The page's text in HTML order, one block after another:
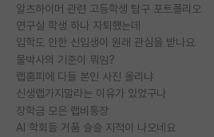
알츠하이머 관련 고등학생 탐구 포트폴리오
연구실 학생 하나 자퇴했는데
입학도 안한 신입생이 원래 관심을 받나요
물박사의 기준이 뭐임?
랩홈피에 다들 본인 사진 올리냐
신생랩가지말라는 이유가 있었구나
장학금 모은 랩비통장
AI 학회들 거품 슬슬 지적이 나오네요